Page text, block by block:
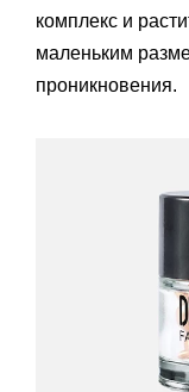
комплекс и
маленьким
проникновения.